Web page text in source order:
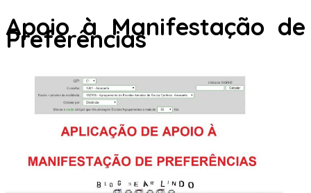
Apoio à Manifestação de
Preferências